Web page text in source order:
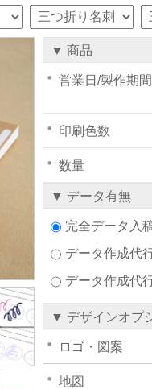
▼ 商品
営業日/製作期間
印刷色数
数量
▼ データ有無
完全データ入
データ作成代
データ作成代
▼ デザインオプ
ロゴ・図案
地図